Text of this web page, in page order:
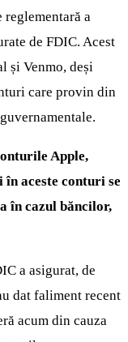
a
de FDIC. Acest
și Venmo, deși
care provin din
Apple,
în aceste conturi se
în cazul băncilor,
a asigurat, de
dat faliment recent
acum din cauza